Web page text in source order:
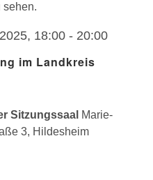
im Landkreis
18:00 - 20:00
Sitzungssaal Marie-
3, Hildesheim